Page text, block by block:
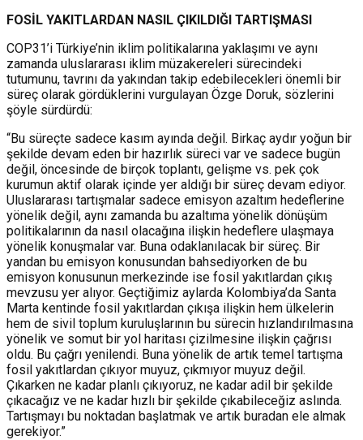
FOSİL YAKITLARDAN NASIL ÇIKILDIĞI TARTIŞMASI
COP31’i Türkiye’nin iklim politikalarına yaklaşımı ve aynı
zamanda uluslararası iklim müzakereleri sürecindeki
tutumunu, tavrını da yakından takip edebilecekleri önemli bir
süreç olarak gördüklerini vurgulayan Özge Doruk, sözlerini
şöyle sürdürdü:
“Bu süreçte sadece kasım ayında değil. Birkaç aydır yoğun bir
şekilde devam eden bir hazırlık süreci var ve sadece bugün
değil, öncesinde de birçok toplantı, gelişme vs. pek çok
kurumun aktif olarak içinde yer aldığı bir süreç devam ediyor.
Uluslararası tartışmalar sadece emisyon azaltım hedeflerine
yönelik değil, aynı zamanda bu azaltıma yönelik dönüşüm
politikalarının da nasıl olacağına ilişkin hedeflere ulaşmaya
yönelik konuşmalar var. Buna odaklanılacak bir süreç. Bir
yandan bu emisyon konusundan bahsediyorken de bu
emisyon konusunun merkezinde ise fosil yakıtlardan çıkış
mevzusu yer alıyor. Geçtiğimiz aylarda Kolombiya’da Santa
Marta kentinde fosil yakıtlardan çıkışa ilişkin hem ülkelerin
hem de sivil toplum kuruluşlarının bu sürecin hızlandırılmasına
yönelik ve somut bir yol haritası çizilmesine ilişkin çağrısı
oldu. Bu çağrı yenilendi. Buna yönelik de artık temel tartışma
fosil yakıtlardan çıkıyor muyuz, çıkmıyor muyuz değil.
Çıkarken ne kadar planlı çıkıyoruz, ne kadar adil bir şekilde
çıkacağız ve ne kadar hızlı bir şekilde çıkabileceğiz aslında.
Tartışmayı bu noktadan başlatmak ve artık buradan ele almak
gerekiyor.”